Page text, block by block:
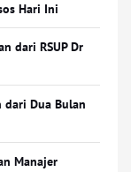
Hari Ini
dari RSUP Dr
dari Dua Bulan
Manajer